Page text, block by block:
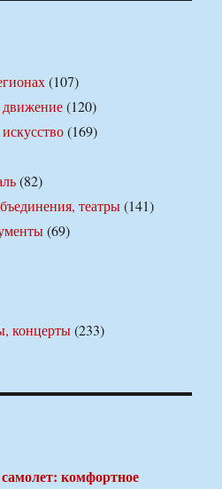
(107)
движение(120)
(169)
(82)
театры(141)
(69)
концерты(233)
комфортное